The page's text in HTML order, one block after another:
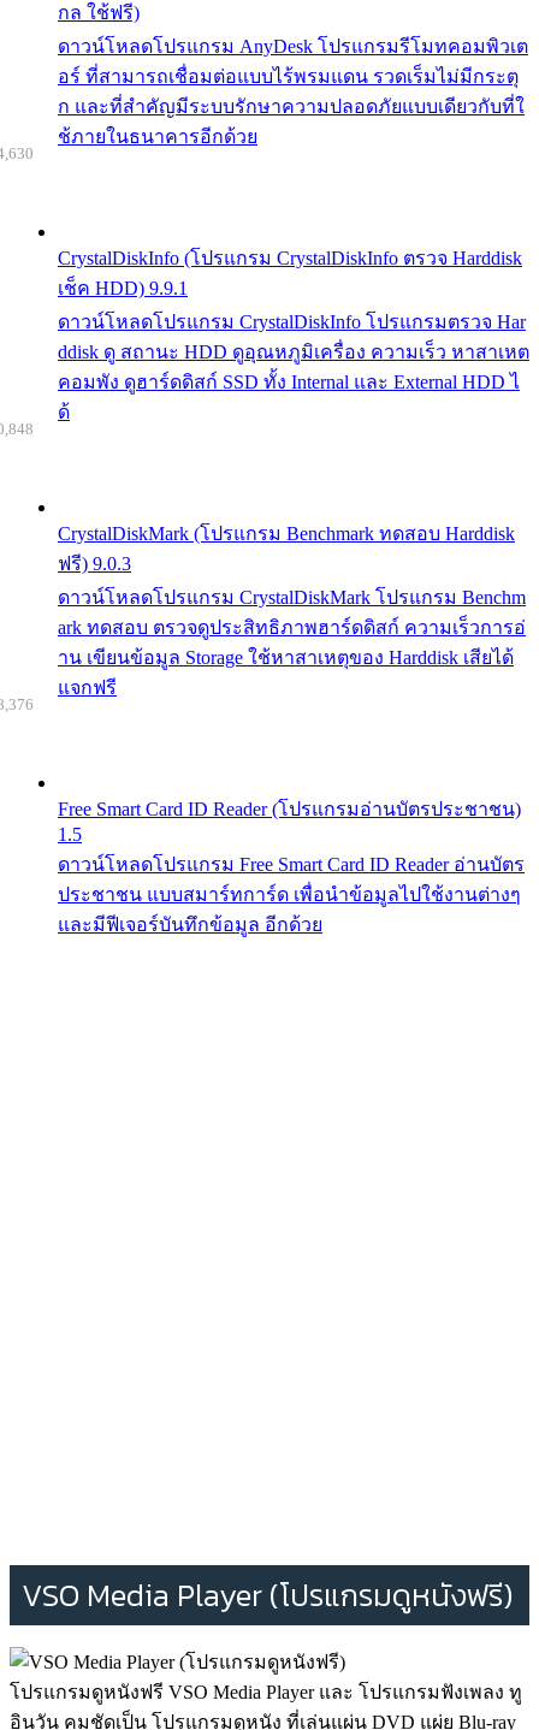
กล ใช้ฟรี)
ดาวน์โหลดโปรแกรม AnyDesk โปรแกรมรีโมทคอมพิวเต
อร์ ที่สามารถเชื่อมต่อแบบไร้พรมแดน รวดเร็มไม่มีกระตุ
ก และที่สำคัญมีระบบรักษาความปลอดภัยแบบเดียวกับที่ใ
ช้ภายในธนาคารอีกด้วย
CrystalDiskInfo (โปรแกรม CrystalDiskInfo ตรวจ Harddisk
เช็ค HDD) 9.9.1
ดาวน์โหลดโปรแกรม CrystalDiskInfo โปรแกรมตรวจ Har
ddisk ดู สถานะ HDD ดูอุณหภูมิเครื่อง ความเร็ว หาสาเหต
คอมพัง ดูฮาร์ดดิสก์ SSD ทั้ง Internal และ External HDD ไ
ด้
CrystalDiskMark (โปรแกรม Benchmark ทดสอบ Harddisk
ฟรี) 9.0.3
ดาวน์โหลดโปรแกรม CrystalDiskMark โปรแกรม Benchm
ark ทดสอบ ตรวจดูประสิทธิภาพฮาร์ดดิสก์ ความเร็วการอ่
าน เขียนข้อมูล Storage ใช้หาสาเหตุของ Harddisk เสียได้
แจกฟรี
Free Smart Card ID Reader (โปรแกรมอ่านบัตรประชาชน)
1.5
ดาวน์โหลดโปรแกรม Free Smart Card ID Reader อ่านบัตร
ประชาชน แบบสมาร์ทการ์ด เพื่อนำข้อมูลไปใช้งานต่างๆ
และมีฟีเจอร์บันทึกข้อมูล อีกด้วย
VSO Media Player (โปรแกรมดูหนังฟรี)
โปรแกรมดูหนังฟรี VSO Media Player และ โปรแกรมฟังเพลง ทู
อินวัน คมชัดเป็น โปรแกรมดูหนัง ที่เล่นแผ่น DVD แผ่ย Blu-ray